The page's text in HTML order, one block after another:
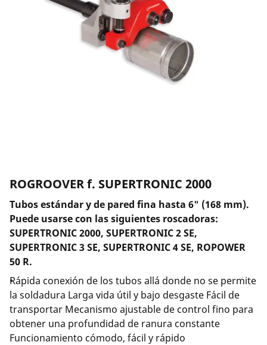
Selección de países
ROGROOVER f. SUPERTRONIC 2000
Tubos estándar y de pared fina hasta 6" (168 mm).
Puede usarse con las siguientes roscadoras:
SUPERTRONIC 2000, SUPERTRONIC 2 SE,
SUPERTRONIC 3 SE, SUPERTRONIC 4 SE, ROPOWER
50 R.
Rápida conexión de los tubos allá donde no se permite
la soldadura Larga vida útil y bajo desgaste Fácil de
transportar Mecanismo ajustable de control fino para
obtener una profundidad de ranura constante
Funcionamiento cómodo, fácil y rápido